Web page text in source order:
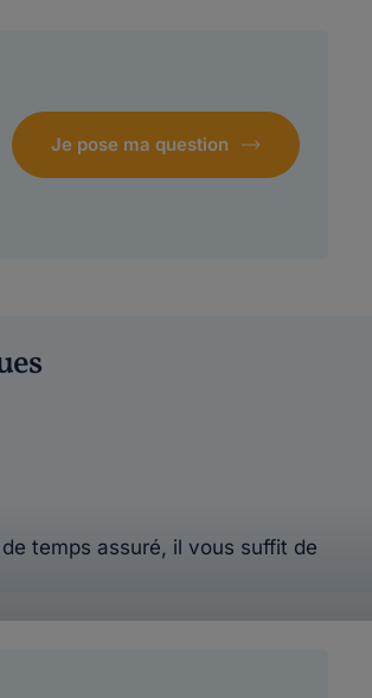
Je pose ma question
temps assuré, il vous suffit de